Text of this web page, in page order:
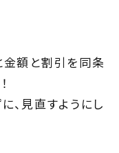
額と割引を同条
、見直すようにし